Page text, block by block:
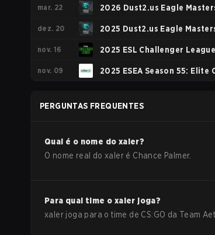
North America - Cup #2
mar. 22 2026 Dust2.us Eagle
dez. 20 2025 Dust2.us Eagle
nov. 16 2025 ESL Challenger
North America - Cup #4
nov. 09 2025 ESEA Season 55: Elite
PERGUNTAS FREQUENTES
Qual é o nome do xaler?
O nome real do xaler é Chance Palmer.
Para qual time o xaler joga?
xaler joga para o time de CS:GO da Team